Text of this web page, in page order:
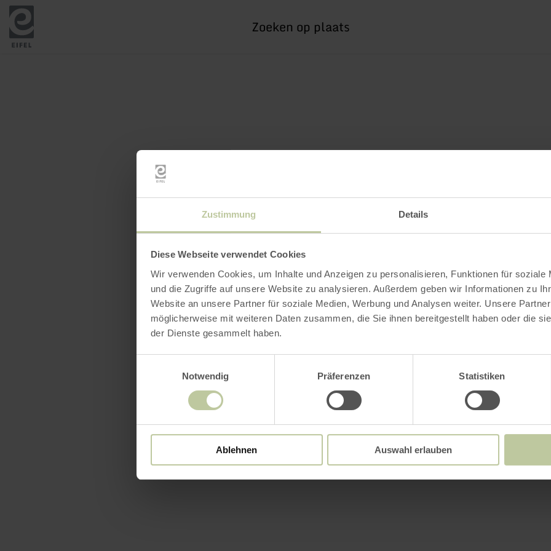
Zustimmung Details
Diese Webseite verwendet Cookies
Wir verwenden Cookies, um Inhalte und Anzeigen zu personalisieren, Funktionen für soziale
und die Zugriffe auf unsere Website zu analysieren. Außerdem geben wir Informationen zu
Website an unsere Partner für soziale Medien, Werbung und Analysen weiter. Unsere
möglicherweise mit weiteren Daten zusammen, die Sie ihnen bereitgestellt haben oder die
der Dienste gesammelt haben.
Notwendig
Präferenzen Statistiken
Ablehnen Auswahl erlauben
zoek